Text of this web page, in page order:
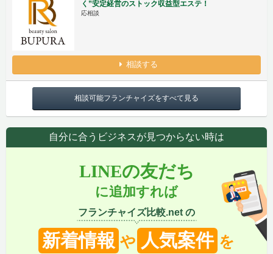
く”安定経営のストック収益型エステ！
応相談
相談する
相談可能フランチャイズをすべて見る
自分に合うビジネスが見つからない時は
LINEの友だち
に追加すれば
フランチャイズ比較.net の
新着情報 や 人気案件 を